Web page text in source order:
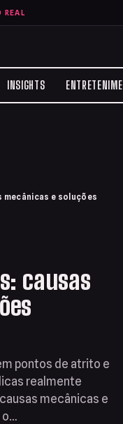
REAL
INSIGHTS
mecânicas e soluções
causas
pontos de atrito e
realmente
mecânicas e
o…